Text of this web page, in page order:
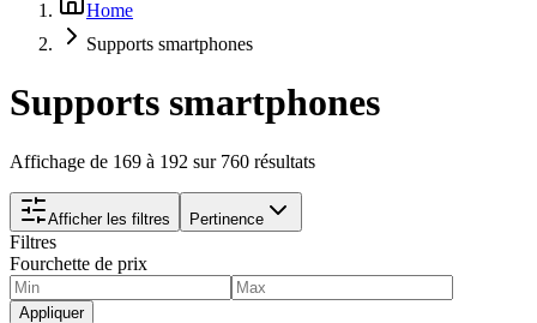
Home
Supports smartphones
Supports smartphones
Affichage de 169 à 192 sur 760 résultats
Afficher les filtres Pertinence
Filtres
Fourchette de prix
Appliquer